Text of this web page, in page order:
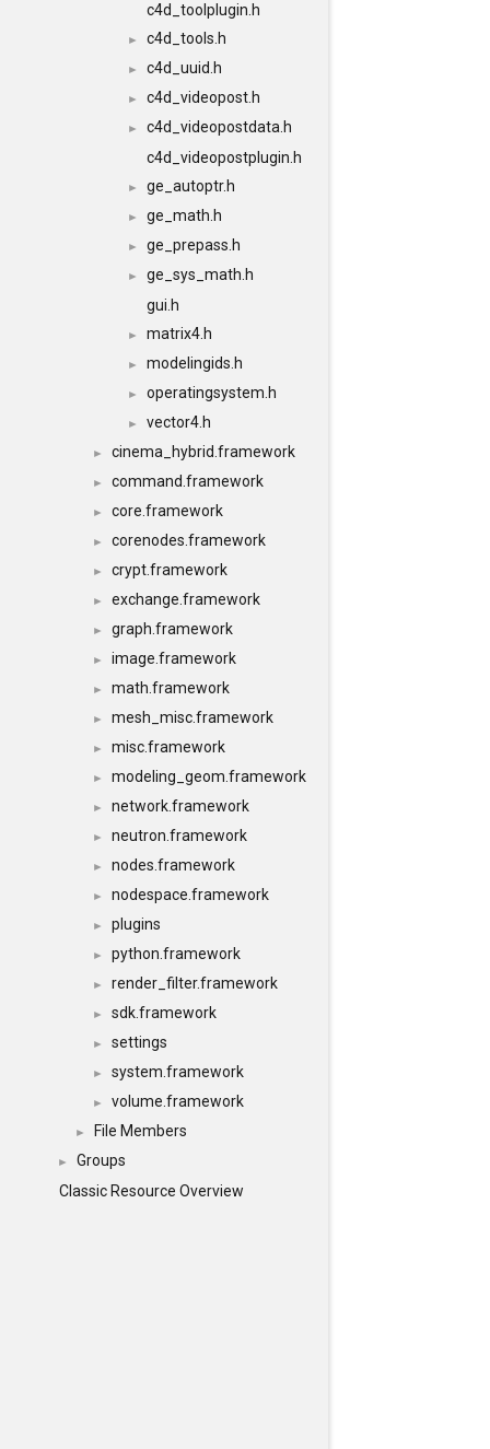
c4d_toolplugin.h
► c4d_tools.h
► c4d_uuid.h
► c4d_videopost.h
►
c4d_videopostdata.h
c4d_videopostplugin.h
► ge_autoptr.h
► ge_math.h
► ge_prepass.h
►
ge_sys_math.h
gui.h
► matrix4.h
► modelingids.h
► operatingsystem.h
► vector4.h
► cinema_hybrid.framework
► command.framework
► core.framework
► corenodes.framework
► crypt.framework
► exchange.framework
► graph.framework
► image.framework
► math.framework
► mesh_misc.framework
► misc.framework
► modeling_geom.framework
► network.framework
► neutron.framework
► nodes.framework
► nodespace.framework
► plugins
► python.framework
► render_filter.framework
► sdk.framework
► settings
► system.framework
► volume.framework
► File Members
►
Groups
Classic Resource Overview